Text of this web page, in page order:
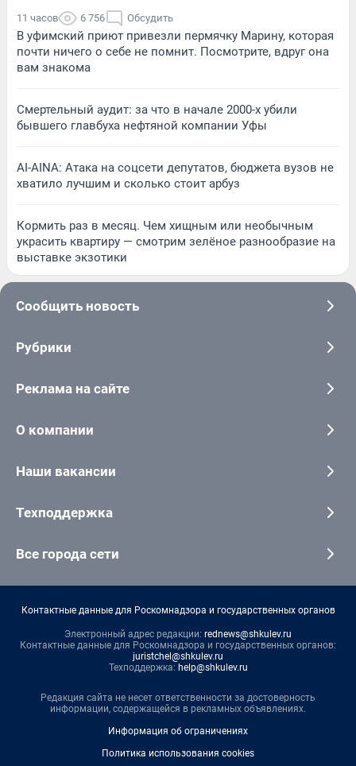
11 часов 6 756 Обсудить
В уфимский приют привезли пермячку Марину, которая
почти ничего о себе не помнит. Посмотрите, вдруг она
вам знакома
Смертельный аудит: за что в начале 2000-х убили
бывшего главбуха нефтяной компании Уфы
AI-AINA: Атака на соцсети депутатов, бюджета вузов не
хватило лучшим и сколько стоит арбуз
Кормить раз в месяц. Чем хищным или необычным
украсить квартиру — смотрим зелёное разнообразие на
выставке экзотики
Сообщить новость
Рубрики
Реклама на сайте
О компании
Наши вакансии
Техподдержка
Все города сети
Контактные данные для Роскомнадзора и государственных органов
Электронный адрес редакции: rednews@shkulev.ru
Контактные данные для Роскомнадзора и государственных органов:
juristchel@shkulev.ru
Техподдержка: help@shkulev.ru
Редакция сайта не несет ответственности за достоверность
информации, содержащейся в рекламных объявлениях.
Информация об ограничениях
Политика использования cookies